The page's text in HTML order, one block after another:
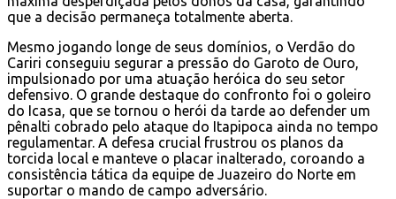
que a decisão permaneça totalmente aberta.
Mesmo jogando longe de seus domínios, o Verdão do
Cariri conseguiu segurar a pressão do Garoto de Ouro,
impulsionado por uma atuação heróica do seu setor
defensivo. O grande destaque do confronto foi o goleiro
do Icasa, que se tornou o herói da tarde ao defender um
pênalti cobrado pelo ataque do Itapipoca ainda no tempo
regulamentar. A defesa crucial frustrou os planos da
torcida local e manteve o placar inalterado, coroando a
consistência tática da equipe de Juazeiro do Norte em
suportar o mando de campo adversário.